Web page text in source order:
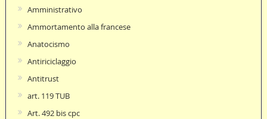
Amministrativo
Ammortamento alla francese
Anatocismo
Antiriciclaggio
Antitrust
art. 119 TUB
Art. 492 bis cpc